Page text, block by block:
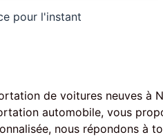
pour l'instant
de voitures neuves à
automobile, vous
nous répondons à